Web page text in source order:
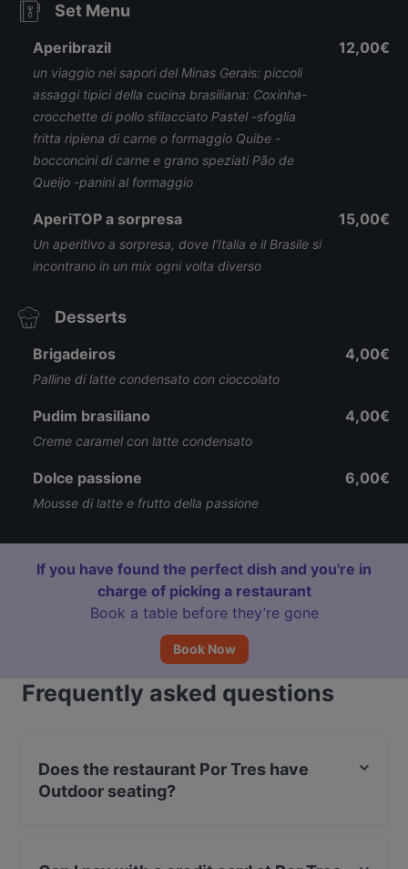
Set Menu
Aperibrazil
un viaggio nei sapori del Minas Gerais: piccoli
assaggi tipici della cucina brasiliana: Coxinha-
crocchette di pollo sfilacciato Pastel -sfoglia
fritta ripiena di carne o formaggio Quibe -
bocconcini di carne e grano speziati Pão de
Queijo -panini al formaggio
12,00€
AperiTOP a sorpresa
Un aperitivo a sorpresa, dove l’Italia e il Brasile si
incontrano in un mix ogni volta diverso
15,00€
Desserts
Brigadeiros
Palline di latte condensato con cioccolato
4,00€
Pudim brasiliano
Creme caramel con latte condensato
4,00€
Dolce passione
Mousse di latte e frutto della passione
6,00€
If you have found the perfect dish and you're in
charge of picking a restaurant
Book a table before they’re gone
Book Now
Frequently asked questions
Does the restaurant Por Tres have
Outdoor seating?